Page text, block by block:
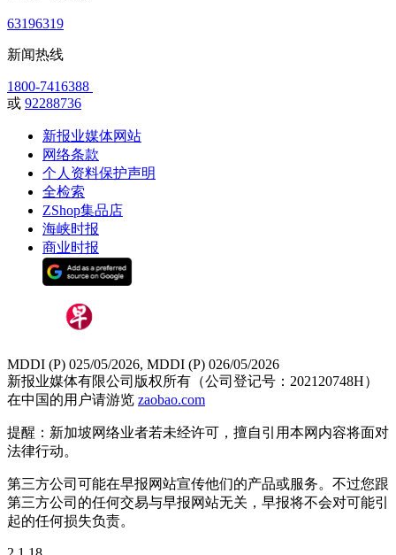
63196319
新闻热线
1800-7416388
或 92288736
新报业媒体网站
网络条款
个人资料保护声明
全检索
ZShop集品店
海峡时报
商业时报
MDDI (P) 025/05/2026, MDDI (P) 026/05/2026
新报业媒体有限公司版权所有（公司登记号：202120748H）
在中国的用户请游览 zaobao.com
提醒：新加坡网络业者若未经许可，擅自引用本网内容将面对
法律行动。
第三方公司可能在早报网站宣传他们的产品或服务。不过您跟
第三方公司的任何交易与早报网站无关，早报将不会对可能引
起的任何损失负责。